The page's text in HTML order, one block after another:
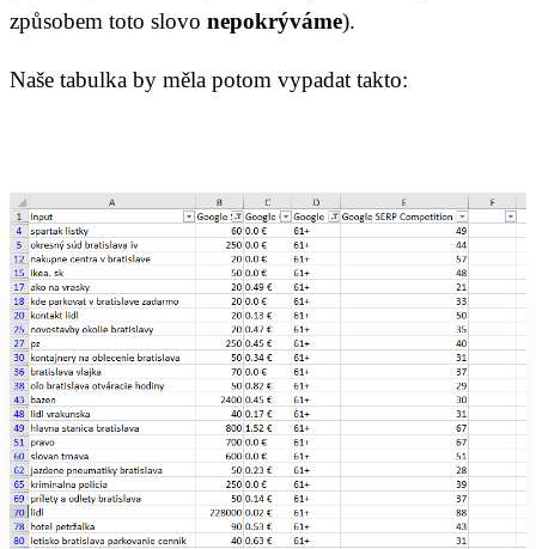
způsobem toto slovo nepokrýváme).
Naše tabulka by měla potom vypadat takto: